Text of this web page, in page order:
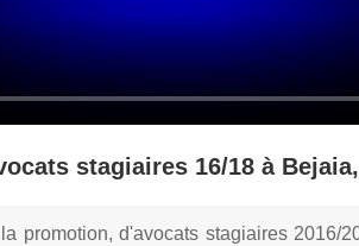
stagiaires 16/18 à
promotion, d'avocats stagiaires 2016/